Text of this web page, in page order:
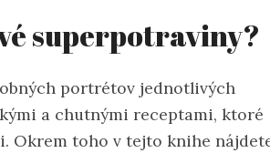
superpotraviny?
portrétov jednotlivých
a chutnými receptami, ktoré
Okrem toho v tejto knihe